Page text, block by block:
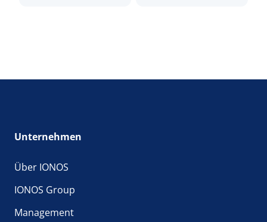
Unternehmen
Über IONOS
IONOS Group
Management